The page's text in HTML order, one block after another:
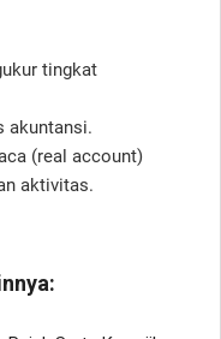
tingkat
akuntansi.
(real account)
aktivitas.